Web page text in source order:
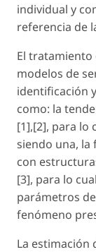
individual y
referencia de
El tratamiento
modelos de
identificación
como: la
[1],[2], para lo
siendo una,
con
[3], para lo
parámetros
fenómeno
La estimación